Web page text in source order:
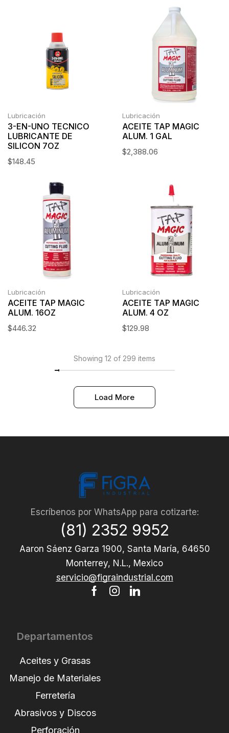
Lubricación
3-EN-UNO TECNICO
LUBRICANTE DE
SILICON 7OZ
$148.45
Lubricación
ACEITE TAP MAGIC
ALUM. 1 GAL
$2,388.06
Lubricación
ACEITE TAP MAGIC
ALUM. 16OZ
$446.32
Lubricación
ACEITE TAP MAGIC
ALUM. 4 OZ
$129.98
Showing 12 of 299 items
Load More
Escríbenos por WhatsApp para cotizarte:
(81) 2352 9952
Aaron Sáenz Garza 1900, Santa María, 64650
Monterrey, N.L., Mexico
servicio@figraindustrial.com
Departamentos
Aceites y Grasas
Manejo de Materiales
Ferretería
Abrasivos y Discos
Perforación